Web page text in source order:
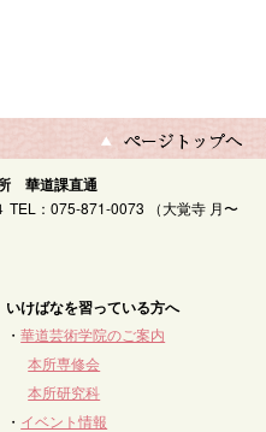
華道課直通
TEL：075-871-0073 （大覚寺 月〜
いけばなを習っている方へ
・華道芸術学院のご案内
本所専修会
本所研究科
・ イベント情報